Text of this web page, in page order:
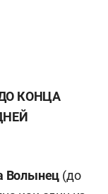
КОНЦА
Волынец (до